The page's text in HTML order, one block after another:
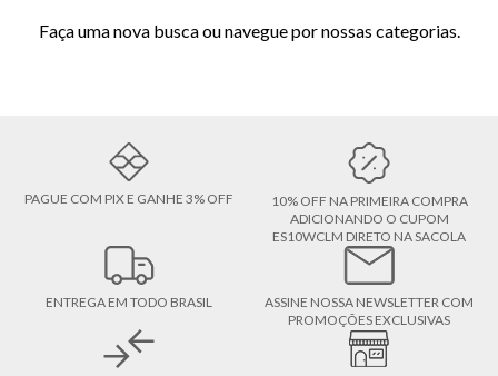
Faça uma nova busca ou navegue por nossas categorias.
PAGUE COM PIX E GANHE 3% OFF
10% OFF NA PRIMEIRA COMPRA
ADICIONANDO O CUPOM
ES10WCLM DIRETO NA SACOLA
ENTREGA EM TODO BRASIL
ASSINE NOSSA NEWSLETTER COM
PROMOÇÕES EXCLUSIVAS